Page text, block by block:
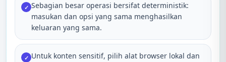
✓ Sebagian besar operasi bersifat deterministik:
masukan dan opsi yang sama menghasilkan
keluaran yang sama.
✓ Untuk konten sensitif, pilih alat browser lokal dan